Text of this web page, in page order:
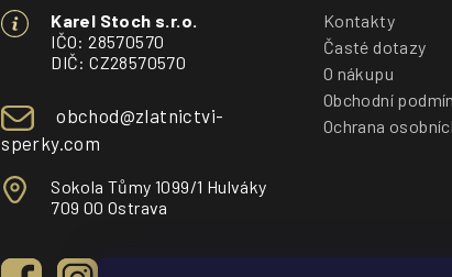
Karel Stoch s.r.o.
IČO: 28570570
DIČ: CZ28570570
obchod@zlatnictvi-
sperky.com
Sokola Tůmy 1099/1 Hulváky
709 00 Ostrava
Kontakty
Časté dotazy
O nákupu
Obchodní
Ochrana